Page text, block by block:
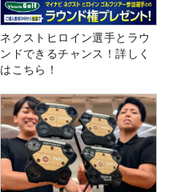
ネクストヒロイン選手とラウ
ンドできるチャンス！詳しく
はこちら！